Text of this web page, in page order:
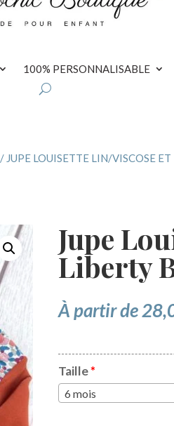
100% PERSONNALISABLE
/ JUPE LOUISETTE LIN/VISCOSE
Jupe
Liberty
À partir de
Taille*
6 mois